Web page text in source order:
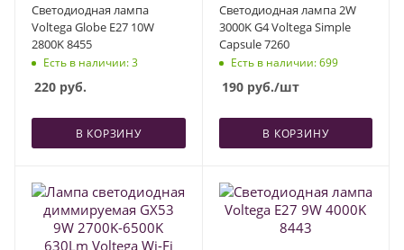
Светодиодная лампа
Voltega Globe E27 10W
2800K 8455
Есть в наличии: 3
220 руб.
В КОРЗИНУ
Светодиодная лампа 2W
3000K G4 Voltega Simple
Capsule 7260
Есть в наличии: 699
190руб./шт
В КОРЗИНУ